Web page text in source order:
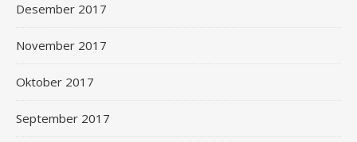
Desember 2017
November 2017
Oktober 2017
September 2017